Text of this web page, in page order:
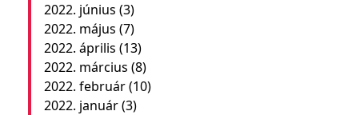
2022. június (3)
2022. május (7)
2022. április (13)
2022. március (8)
2022. február(10)
2022. január(3)